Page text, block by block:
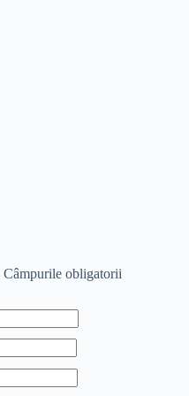
Câmpurile obligatorii